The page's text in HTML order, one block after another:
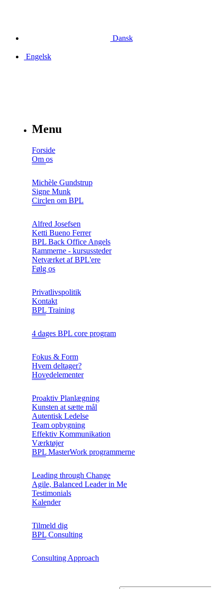
Dansk
Engelsk
Menu
Forside
Om os
Michèle Gundstrup
Signe Munk
Circlen om BPL
Alfred Josefsen
Ketti Bueno Ferrer
BPL Back Office Angels
Rammerne - kursussteder
Netværket af BPL'ere
Følg os
Privatlivspolitik
Kontakt
BPL Training
4 dages BPL core program
Fokus & Form
Hvem deltager?
Hovedelementer
Proaktiv Planlægning
Kunsten at sætte mål
Autentisk Ledelse
Team opbygning
Effektiv Kommunikation
Værktøjer
BPL MasterWork programmerne
Leading through Change
Agile, Balanced Leader in Me
Testimonials
Kalender
Tilmeld dig
BPL Consulting
Consulting Approach